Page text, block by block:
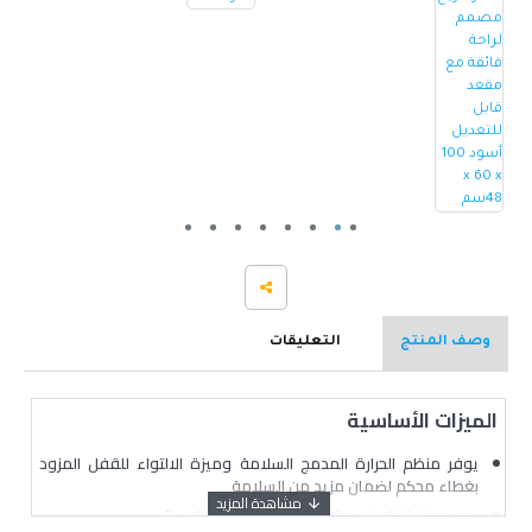
وصف المنتج التعليقات
الميزات الأساسية
يوفر منظم الحرارة المدمج السلامة وميزة الالتواء للقفل المزود
بغطاء محكم لضمان مزيد من السلامة
يعد دورق الخلاط سعة 1.5 لتر مثالياً لتحضير العصائر